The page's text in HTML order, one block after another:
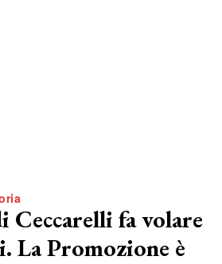
Ceccarelli fa volare
La Promozione è